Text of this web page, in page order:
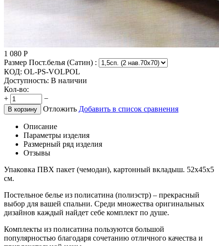
1 080 Р
Размер Пост.белья (Сатин) :
КОД: OL-PS-VOLPOL
Доступность: В наличии
Кол-во:
+
−
В корзину Отложить Добавить в список сравнения
Описание
Параметры изделия
Размерный ряд изделия
Отзывы
Упаковка ПВХ пакет (чемодан), картонный вкладыш. 52х45х5
см.
Постельное белье из полисатина (полиэстр) – прекрасный
выбор для вашей спальни. Среди множества оригинальных
дизайнов каждый найдет себе комплект по душе.
Комплекты из полисатина пользуются большой
популярностью благодаря сочетанию отличного качества и